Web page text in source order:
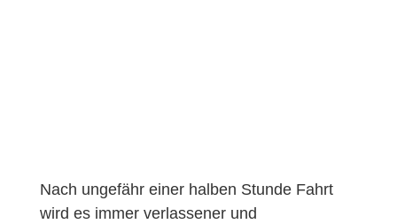
Nach ungefähr einer halben Stunde Fahrt
wird es immer verlassener und